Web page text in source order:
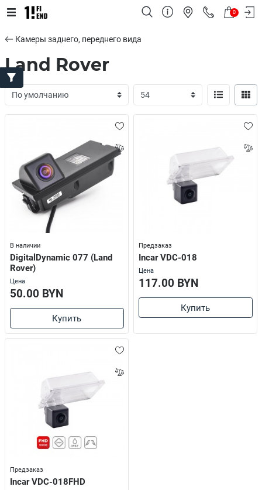
0
Камеры заднего, переднего вида
Land Rover
В наличии
DigitalDynamic 077 (Land
Rover)
Цена
50.00 BYN
Купить
Предзаказ
Incar VDC-018
Цена
117.00 BYN
Купить
Предзаказ
Incar VDC-018FHD